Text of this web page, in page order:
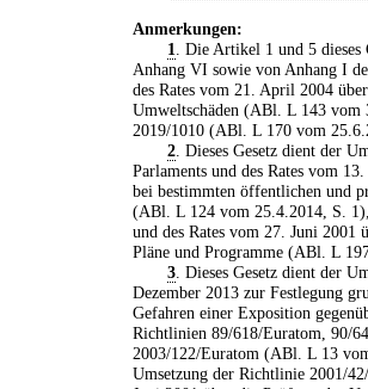
Anmerkungen:
1
. Die Artikel 1 und 5
Anhang VI sowie von Anhang I
des Rates vom 21. April 2004
Umweltschäden (ABl. L 143 vom
2019/1010 (ABl. L 170 vom
2. Dieses Gesetz dient der
Parlaments und des Rates vom
bei bestimmten öffentlichen und
(ABl. L 124 vom 25.4.2014, S.
und des Rates vom 27. Juni
Pläne und Programme (ABl. L
3. Dieses Gesetz dient der
Dezember 2013 zur Festlegung
Gefahren einer Exposition
Richtlinien 89/618/Euratom, 90/
2003/122/Euratom (ABl. L 13
Umsetzung der Richtlinie 2001/